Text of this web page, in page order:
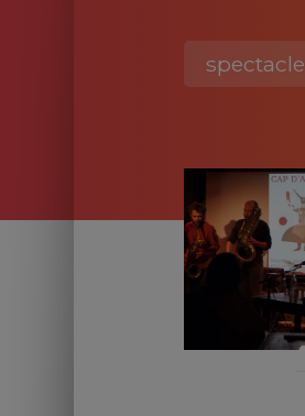
spectacle